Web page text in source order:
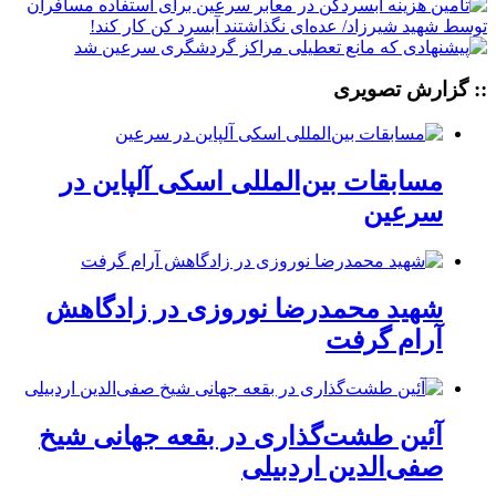
:: گزارش تصویری
مسابقات بین‌المللی اسکی آلپاین در
سرعین
شهید محمدرضا نوروزی در زادگاهش
آرام گرفت
آئین طشت‌گذاری در بقعه جهانی شیخ
صفی‌الدین اردبیلی